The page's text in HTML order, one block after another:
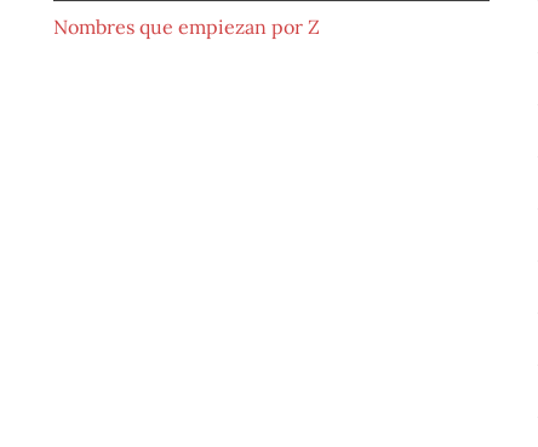
Nombres que empiezan por Z